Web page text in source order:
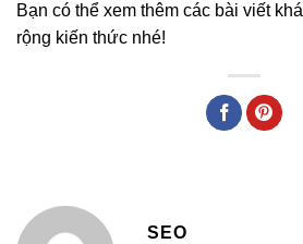
Bạn có thể xem thêm các bài viết
rộng kiến thức nhé!
SEO